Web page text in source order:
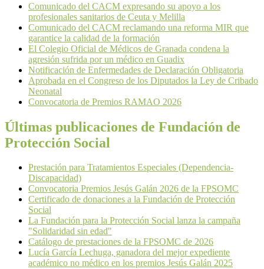
Comunicado del CACM expresando su apoyo a los
profesionales sanitarios de Ceuta y Melilla
Comunicado del CACM reclamando una reforma MIR que
garantice la calidad de la formación
El Colegio Oficial de Médicos de Granada condena la
agresión sufrida por un médico en Guadix
Notificación de Enfermedades de Declaración Obligatoria
Aprobada en el Congreso de los Diputados la Ley de Cribado
Neonatal
Convocatoria de Premios RAMAO 2026
Últimas publicaciones de Fundación de
Protección Social
Prestación para Tratamientos Especiales (Dependencia-
Discapacidad)
Convocatoria Premios Jesús Galán 2026 de la FPSOMC
Certificado de donaciones a la Fundación de Protección
Social
La Fundación para la Protección Social lanza la campaña
"Solidaridad sin edad"
Catálogo de prestaciones de la FPSOMC de 2026
Lucía García Lechuga, ganadora del mejor expediente
académico no médico en los premios Jesús Galán 2025